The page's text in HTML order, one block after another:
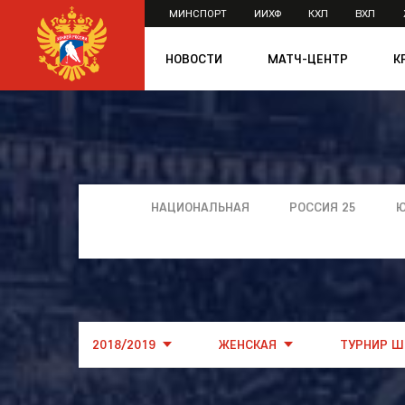
МИНСПОРТ ИИХФ КХЛ ВХЛ
НОВОСТИ
Медицина
НППХ
Прямая речь
Аккредитация
МАТЧ-ЦЕНТР
НАЦИОНАЛЬНАЯ РОССИЯ 25
2018/2019 ЖЕНСКАЯ ТУРНИР